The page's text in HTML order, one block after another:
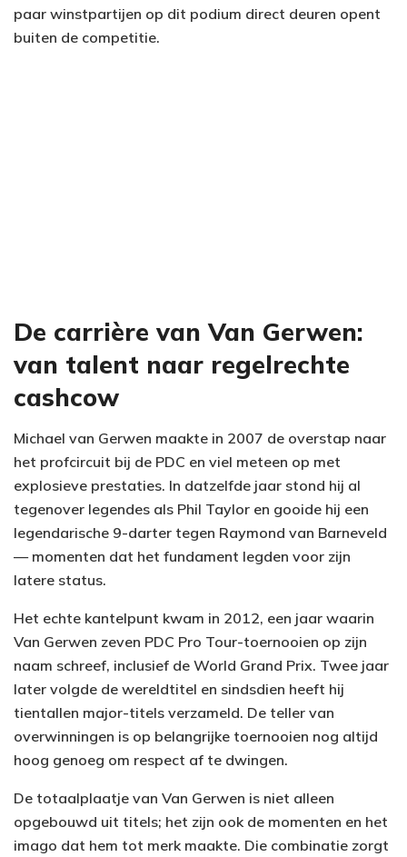
paar winstpartijen op dit podium direct deuren opent
buiten de competitie.
De carrière van Van Gerwen:
van talent naar regelrechte
cashcow
Michael van Gerwen maakte in 2007 de overstap naar
het profcircuit bij de PDC en viel meteen op met
explosieve prestaties. In datzelfde jaar stond hij al
tegenover legendes als Phil Taylor en gooide hij een
legendarische 9-darter tegen Raymond van Barneveld
— momenten dat het fundament legden voor zijn
latere status.
Het echte kantelpunt kwam in 2012, een jaar waarin
Van Gerwen zeven PDC Pro Tour-toernooien op zijn
naam schreef, inclusief de World Grand Prix. Twee jaar
later volgde de wereldtitel en sindsdien heeft hij
tientallen major-titels verzameld. De teller van
overwinningen is op belangrijke toernooien nog altijd
hoog genoeg om respect af te dwingen.
De totaalplaatje van Van Gerwen is niet alleen
opgebouwd uit titels; het zijn ook de momenten en het
imago dat hem tot merk maakte. Die combinatie zorgt